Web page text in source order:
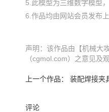
5.此模型为三维数字模型
声明：该作品由【机械大
（cgmol.com）之意见及观
上一个作品： 装配焊接夹
评论